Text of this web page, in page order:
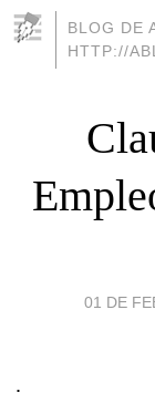
BLOG DE
HTTP://
01 DE
.